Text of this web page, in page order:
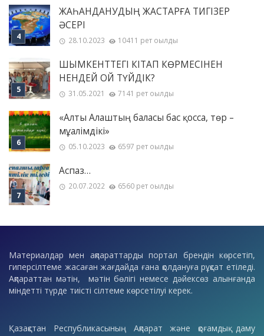
ЖАҺАНДАНУДЫҢ ЖАСТАРҒА ТИГІЗЕР
ӘСЕРІ
28.10.2023 10411 рет оқылды
ШЫМКЕНТТЕГІ КІТАП КӨРМЕСІНЕН
НЕНДЕЙ ОЙ ТҮЙДІК?
31.05.2021 7141 рет оқылды
«Алты Алаштың баласы бас қосса, төр –
мұғалімдікі»
05.10.2023 6597 рет оқылды
Аспаз…
20.07.2022 6560 рет оқылды
Материалдар мен ақпараттарды портал брендін көрсетіп,
гиперсілтеме жасаған жағдайда ғана қолдануға рұқсат етіледі.
Ақпараттан мәтін, мәтін бөлігі немесе дәйексөз алынғанда
міндетті түрде тиісті сілтеме көрсетілуі керек.
Қазақстан Республикасының Ақпарат және қоғамдық даму